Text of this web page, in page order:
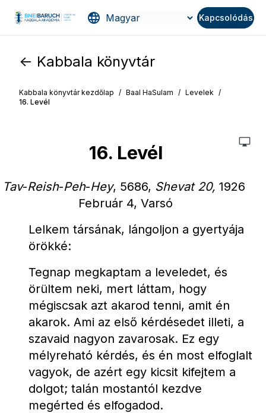
Kapcsolódás
<- Kabbala könyvtár
Kabbala könyvtár kezdőlap / Baal HaSulam / Levelek /
16. Levél
16. Levél
Tav-Reish-Peh-Hey, 5686, Shevat 20, 1926
Február 4, Varsó
Lelkem társának, lángoljon a gyertyája
örökké:
Tegnap megkaptam a leveledet, és
örültem neki, mert láttam, hogy
mégiscsak azt akarod tenni, amit én
akarok. Ami az első kérdésedet illeti, a
szavaid nagyon zavarosak. Ez egy
mélyreható kérdés, és én most elfoglalt
vagyok, de azért egy kicsit kifejtem a
dolgot; talán mostantól kezdve
megérted és elfogadod.